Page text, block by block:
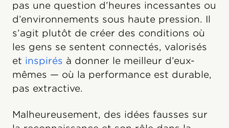
pas une question d’heures incessantes ou
d’environnements sous haute pression. Il
s’agit plutôt de créer des conditions où
les gens se sentent connectés, valorisés
et inspirés à donner le meilleur d’eux-
mêmes — où la performance est durable,
pas extractive.
Malheureusement, des idées fausses sur